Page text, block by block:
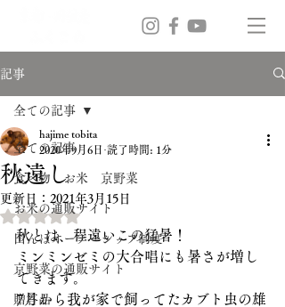
記事
全ての記事
食べ物 お米 京野菜
お米の通販サイト
田んぼオーナーシップ制度
京野菜の通販サイト
贈答品
全ての記事
秋遠し
hajime tobita
2020年9月6日 読了時間: 1分
更新日： 2021年3月15日
5つ星のうちNaNと評価されています。
秋とは、程遠いこの猛暑！
ミンミンゼミの大合唱にも暑さが増し
てきます。
7月から我が家で飼ってたカブト虫の雄